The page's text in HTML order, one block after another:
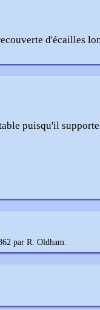
d'écailles
puisqu'il
par R. Oldham.